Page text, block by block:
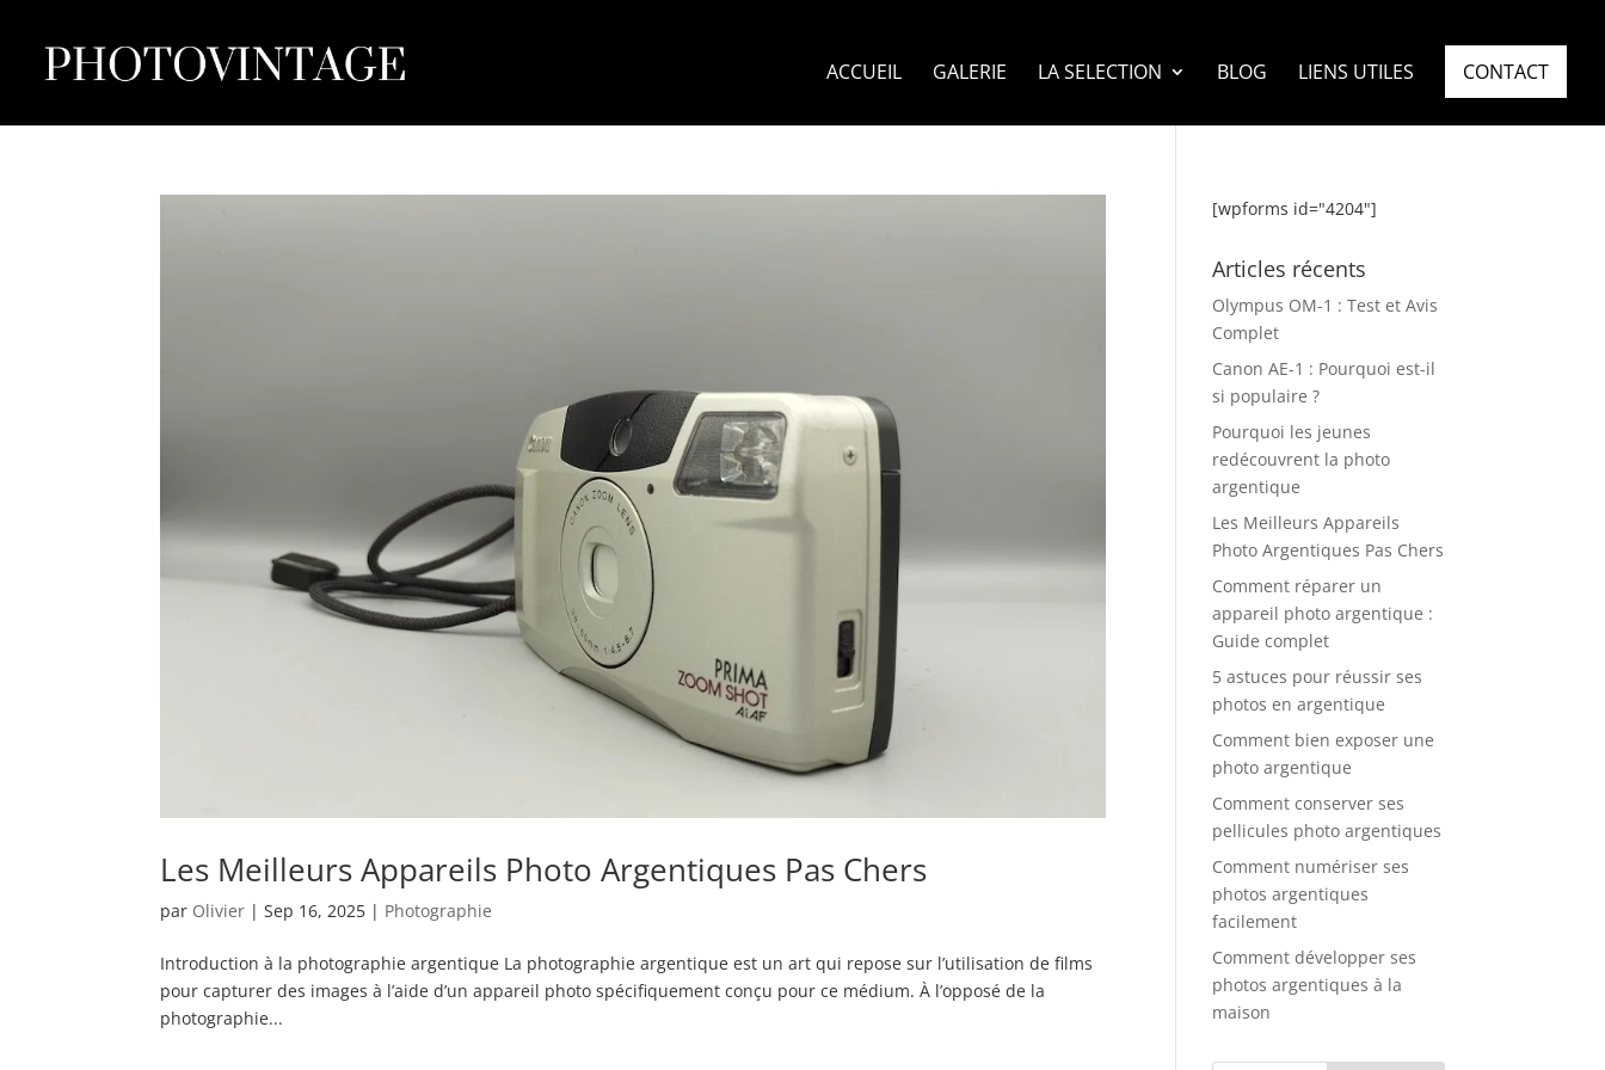
ACCUEIL GALERIE LA SELECTION BLOG LIENS UTILES CONTACT
Les Meilleurs Appareils Photo Argentiques Pas Chers
par Olivier |Sep 16, 2025 | Photographie
Introduction à la photographie argentique La photographie argentique est un art qui repose sur l’utilisation de films
pour capturer des images à l’aide d’un appareil photo spécifiquement conçu pour ce médium. À l’opposé de la
photographie...
[wpforms id="4204"]
Articles récents
Olympus OM-1 : Test et Avis
Complet
Canon AE-1 : Pourquoi est-il
si populaire ?
Pourquoi les jeunes
redécouvrent la photo
argentique
Les Meilleurs Appareils
Photo Argentiques Pas Chers
Comment réparer un
appareil photo argentique :
Guide complet
5 astuces pour réussir ses
photos en argentique
Comment bien exposer une
photo argentique
Comment conserver ses
pellicules photo argentiques
Comment numériser ses
photos argentiques
facilement
Comment développer ses
photos argentiques à la
maison